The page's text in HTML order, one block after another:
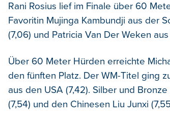
Rani Rosius lief im Finale über 60
Favoritin Mujinga Kambundji aus der
(7,06) und Patricia Van Der Weken
Über 60 Meter Hürden erreichte
den fünften Platz. Der WM-Titel ging
aus den USA (7,42). Silber und
(7,54) und den Chinesen Liu Junxi